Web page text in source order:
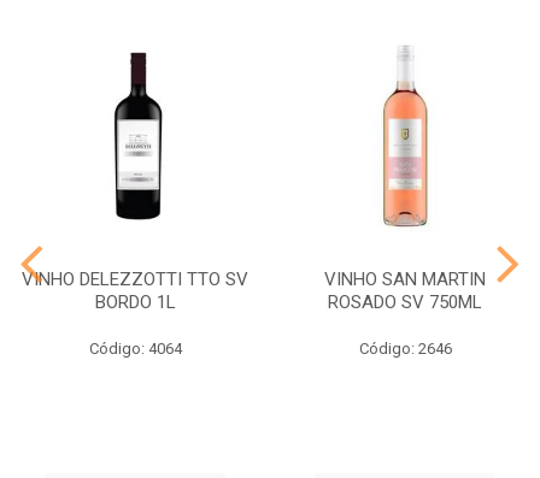
VINHO DELEZZOTTI TTO SV
BORDO 1L
Código: 4064
VINHO SAN MARTIN
ROSADO SV 750ML
Código: 2646